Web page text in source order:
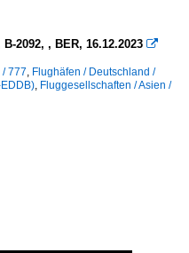
2092, , BER, 16.12.2023 
777, Flughäfen / Deutschland /
, Fluggesellschaften / Asien /